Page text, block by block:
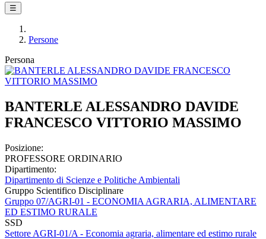
☰
Persone
Persona
BANTERLE ALESSANDRO DAVIDE
FRANCESCO VITTORIO MASSIMO
Posizione:
PROFESSORE ORDINARIO
Dipartimento:
Dipartimento di Scienze e Politiche Ambientali
Gruppo Scientifico Disciplinare
Gruppo 07/AGRI-01 - ECONOMIA AGRARIA, ALIMENTARE
ED ESTIMO RURALE
SSD
Settore AGRI-01/A - Economia agraria, alimentare ed estimo rurale